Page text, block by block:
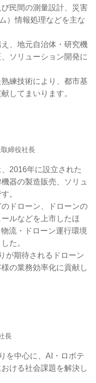
民間の測量設計、災害
）情報処理などを主な
、地元自治体・研究機
ソリューション開発に
練技術により、都市基
してまいります。
締役社長
2016年に設立された
器の製造販売、ソリュ
。
ドローン、ドローンの
ルなどを上市したほ
流・ドローン運行環境
た。
が期待されるドローン
の業務効率化に貢献し
長
を中心に、AI・ロボテ
ける社会課題を解決し